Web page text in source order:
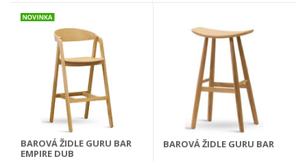
BAROVÁ ŽIDLE GURU BAR
EMPIRE DUB
BAROVÁ ŽIDLE GURU BAR